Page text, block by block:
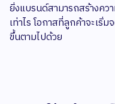
ยิ่งแบรนด์สามารถสร้างคว
เท่าไร โอกาสที่ลูกค้าจะเริ่
ขึ้นตามไปด้วย